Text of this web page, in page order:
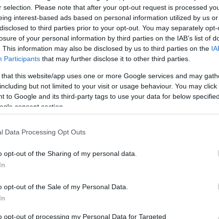
selection. Please note that after your opt-out request is processed
interest-based ads based on personal information utilized by us
to third parties prior to your opt-out. You may separately
of your personal information by third parties on the IAB’s list of
This information may also be disclosed by us to third parties on the
Participants that may further disclose it to other third parties.
that this website/app uses one or more Google services and may
but not limited to your visit or usage behaviour. You may
to Google and its third-party tags to use your data for below
consent section.
Data Processing Opt Outs
opt-out of the Sharing of my personal data.
opt-out of the Sale of my Personal Data.
opt-out of processing my Personal Data for Targeted
röhejes utópia egyszerre”
Tasnádi Istvánt, a darab szerzőjét kérdeztük az
Bárka Színházról és a Majdnem 20 című előadás
különös létrejöttéről.
szavazat kérdése”
Szobaszínház, polgári szalon vagy valami más?